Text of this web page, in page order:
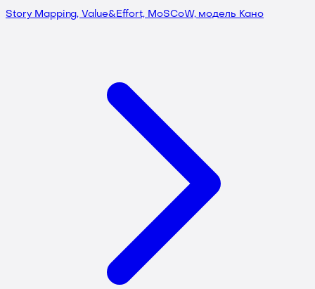
Story Mapping, Value&Effort, MoSCoW, модель Кано